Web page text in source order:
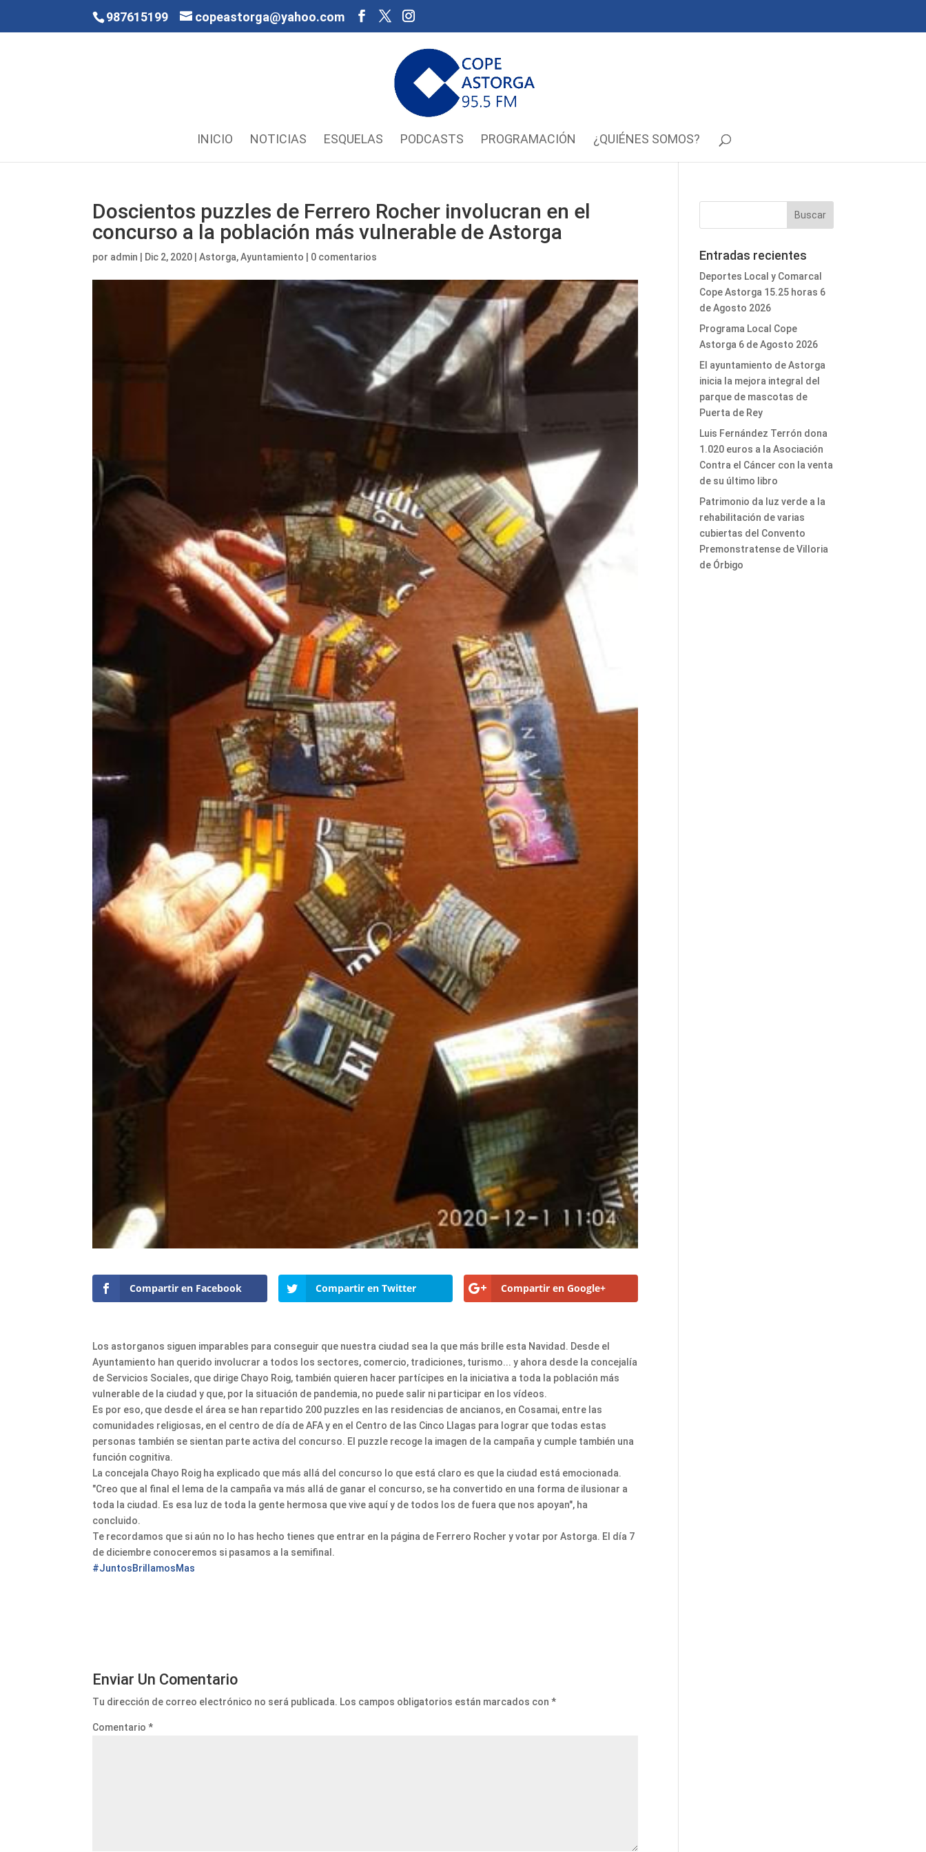
987615199 copeastorga@yahoo.com
INICIO NOTICIAS ESQUELAS PODCASTS PROGRAMACIÓN ¿QUIÉNES SOMOS?
Doscientos puzzles de Ferrero Rocher involucran en el
concurso a la población más vulnerable de Astorga
por admin Dic 2, 2020 |Astorga,Ayuntamiento 0 comentarios
Compartir en Facebook Compartir en Twitter Compartir en Google+
Los astorganos siguen imparables para conseguir que nuestra ciudad sea la que más brille esta Navidad. Desde el
Ayuntamiento han querido involucrar a todos los sectores, comercio, tradiciones, turismo... y ahora desde la concejalía
de Servicios Sociales, que dirige Chayo Roig, también quieren hacer partícipes en la iniciativa a toda la población más
vulnerable de la ciudad y que, por la situación de pandemia, no puede salir ni participar en los vídeos.
Es por eso, que desde el área se han repartido 200 puzzles en las residencias de ancianos, en Cosamai, entre las
comunidades religiosas, en el centro de día de AFA y en el Centro de las Cinco Llagas para lograr que todas estas
personas también se sientan parte activa del concurso. El puzzle recoge la imagen de la campaña y cumple también una
función cognitiva.
La concejala Chayo Roig ha explicado que más allá del concurso lo que está claro es que la ciudad está emocionada.
"Creo que al final el lema de la campaña va más allá de ganar el concurso, se ha convertido en una forma de ilusionar a
toda la ciudad. Es esa luz de toda la gente hermosa que vive aquí y de todos los de fuera que nos apoyan", ha
concluido.
Te recordamos que si aún no lo has hecho tienes que entrar en la página de Ferrero Rocher y votar por Astorga. El día 7
de diciembre conoceremos si pasamos a la semifinal.
#JuntosBrillamosMas
Enviar Un Comentario
Tu dirección de correo electrónico no será publicada. Los campos obligatorios están marcados con*
Comentario*
Entradas recientes
Deportes Local y Comarcal
Cope Astorga 15.25 horas 6
de Agosto 2026
Programa Local Cope
Astorga 6 de Agosto 2026
El ayuntamiento de Astorga
inicia la mejora integral del
parque de mascotas de
Puerta de Rey
Luis Fernández Terrón dona
1.020 euros a la Asociación
Contra el Cáncer con la venta
de su último libro
Patrimonio da luz verde a la
rehabilitación de varias
cubiertas del Convento
Premonstratense de Villoria
de Órbigo